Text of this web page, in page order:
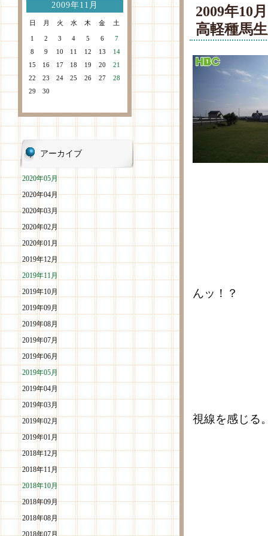
2009年11月
日 月 火 水 木 金 土
1 2 3 4 5 6
7
8
9 10 11 12 13
14
15
16 17 18 19 20
21
22
23 24 25 26 27
28
29
30
アーカイブ
2020年05月
2020年04月
2020年03月
2020年02月
2020年01月
2019年12月
2019年11月
2019年10月
2019年09月
2019年08月
2019年07月
2019年06月
2019年05月
2019年04月
2019年03月
2019年02月
2019年01月
2018年12月
2018年11月
2018年10月
2018年09月
2018年08月
2018年07月
2009年
高軽種馬
んッ！？
視線を感じる